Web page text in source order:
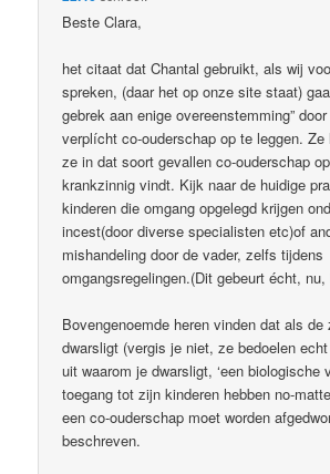
Beste Clara,
het citaat dat Chantal gebruikt, als wij
spreken, (daar het op onze site staat)
gebrek aan enige overeenstemming”
verplícht co-ouderschap op te leggen.
ze in dat soort gevallen co-ouderschap
krankzinnig vindt. Kijk naar de huidige
kinderen die omgang opgelegd krijgen
incest(door diverse specialisten etc)of
mishandeling door de vader, zelfs tijdens
omgangsregelingen.(Dit gebeurt écht,
Bovengenoemde heren vinden dat als de
dwarsligt (vergis je niet, ze bedoelen
uit waarom je dwarsligt, ‘een biologische
toegang tot zijn kinderen hebben no-
een co-ouderschap moet worden
beschreven.